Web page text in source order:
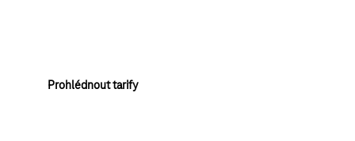
Prohlédnout tarify